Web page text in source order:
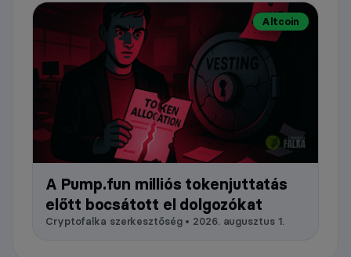
Altcoin
A Pump.fun milliós tokenjuttatás
előtt bocsátott el dolgozókat
Cryptofalka szerkesztőség • 2026. augusztus 1.